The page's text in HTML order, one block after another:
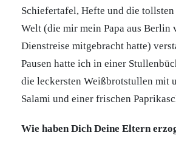
Schiefertafel, Hefte und die
Welt (die mir mein Papa aus Berlin
Dienstreise mitgebracht hatte)
Pausen hatte ich in einer
die leckersten Weißbrotstullen mit
Salami und einer frischen
Wie haben Dich Deine Eltern